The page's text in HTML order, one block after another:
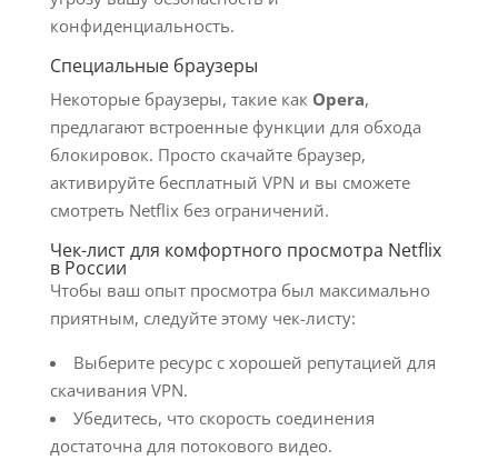
конфиденциальность.
Специальные браузеры
Некоторые браузеры, такие как Opera,
предлагают встроенные функции для обхода
блокировок. Просто скачайте браузер,
активируйте бесплатный VPN и вы сможете
смотреть Netflix без ограничений.
Чек-лист для комфортного просмотра Netflix
в России
Чтобы ваш опыт просмотра был максимально
приятным, следуйте этому чек-листу:
Выберите ресурс с хорошей репутацией для
скачивания VPN.
Убедитесь, что скорость соединения
достаточна для потокового видео.